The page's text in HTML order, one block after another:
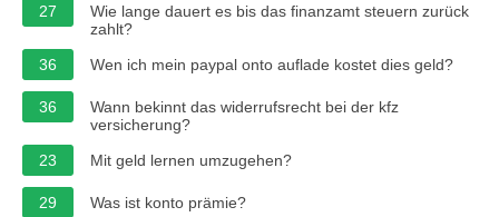
27
Wie lange dauert es bis das finanzamt steuern zurück
zahlt?
36
Wen ich mein paypal onto auflade kostet dies geld?
36
Wann bekinnt das widerrufsrecht bei der kfz
versicherung?
23
Mit geld lernen umzugehen?
29 Was ist konto prämie?